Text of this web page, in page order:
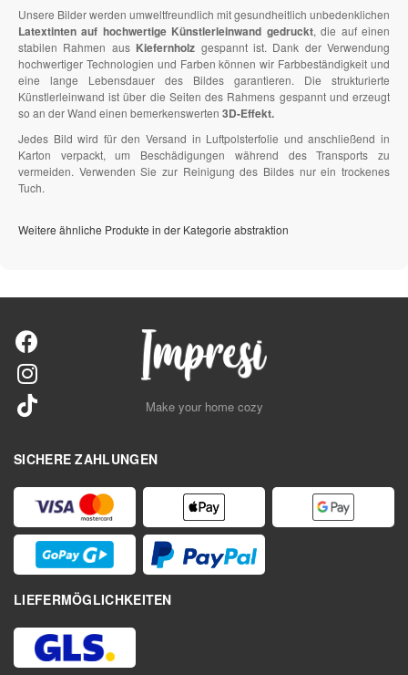
Unsere Bilder werden umweltfreundlich mit gesundheitlich unbedenklichen
Latextinten auf hochwertige Künstlerleinwand gedruckt, die auf einen
stabilen Rahmen aus Kiefernholz gespannt ist. Dank der Verwendung
hochwertiger Technologien und Farben können wir Farbbeständigkeit und
eine lange Lebensdauer des Bildes garantieren. Die strukturierte
Künstlerleinwand ist über die Seiten des Rahmens gespannt und erzeugt
so an der Wand einen bemerkenswerten 3D-Effekt.
Jedes Bild wird für den Versand in Luftpolsterfolie und anschließend in
Karton verpackt, um Beschädigungen während des Transports zu
vermeiden. Verwenden Sie zur Reinigung des Bildes nur ein trockenes
Tuch.
Weitere ähnliche Produkte in der Kategorie abstraktion
Make your home cozy
SICHERE ZAHLUNGEN
LIEFERMÖGLICHKEITEN